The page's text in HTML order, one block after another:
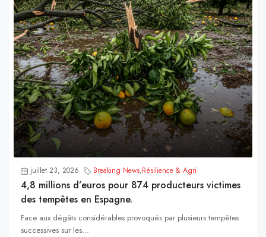
juillet 23, 2026 Breaking News,Résilience & Agri
4,8 millions d’euros pour 874 producteurs victimes
des tempêtes en Espagne.
Face aux dégâts considérables provoqués par plusieurs tempêtes
successives sur les...